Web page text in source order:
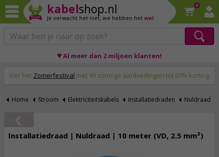
kabelshop.nl
Je verwacht het niet, we hebben het wel
0
♥ Al meer dan 2 miljoen klanten!
Vier het Zomerfestival met 99 zonnige aanbiedingen tot 60% korting.
Home Stroom Elektriciteitskabels Installatiedraden Nuldraad
Installatiedraad | Nuldraad | 10 meter (VD, 2.5 mm²)